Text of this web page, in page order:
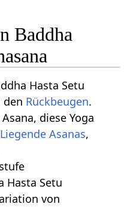
Baddha
Hasta Setu
den Rückbeugen.
diese Yoga
Liegende Asanas,
Hasta Setu
von